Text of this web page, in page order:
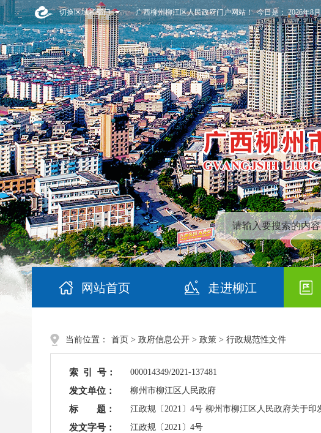
切换区域和部门 广西柳州柳江区人民政府门户网站！ 今日是：2026年
网站首页 走进柳江
当前位置： 首页 > 政府信息公开 > 政策 > 行政规范性文件
索 引 号： 000014349/2021-137481
发文单位： 柳州市柳江区人民政府
标 题： 江政规〔2021〕4号 柳州市柳江区人民政府关于
发文字号： 江政规〔2021〕4号